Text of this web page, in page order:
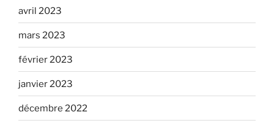
avril 2023
mars 2023
février 2023
janvier 2023
décembre 2022